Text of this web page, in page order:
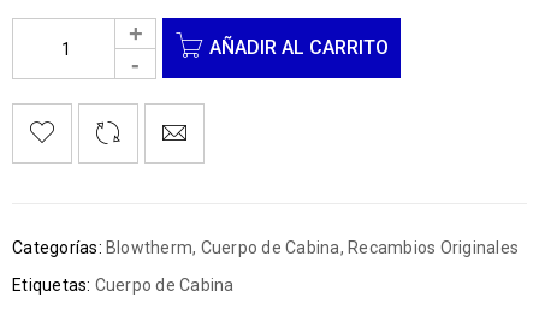
AÑADIR AL CARRITO
Categorías: Blowtherm, Cuerpo de Cabina, Recambios Originales
Etiquetas: Cuerpo de Cabina